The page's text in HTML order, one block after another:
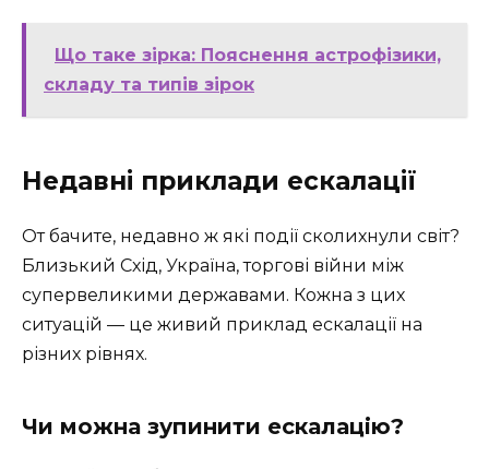
Що таке зірка: Пояснення астрофізики,
складу та типів зірок
Недавні приклади ескалації
От бачите, недавно ж які події сколихнули світ?
Близький Схід, Україна, торгові війни між
супервеликими державами. Кожна з цих
ситуацій — це живий приклад ескалації на
різних рівнях.
Чи можна зупинити ескалацію?